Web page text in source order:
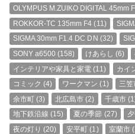
OLYMPUS M.ZUIKO DIGITAL 45mm
ROKKOR-TC 135mm F4 (11)
SIGMA 30mm F1.4 DC DN (32)
SONY a6500 (158) けあらし (6)
インテリアや家具と家電 (11) カイ
コミック (4) ワークマン (1) 三笠
余市町(3) 北広島市 (2) 千歳市
地下鉄沿線 (15) 夏の季節 (27)
夜の灯り (20) 安平町 (1) 室蘭市